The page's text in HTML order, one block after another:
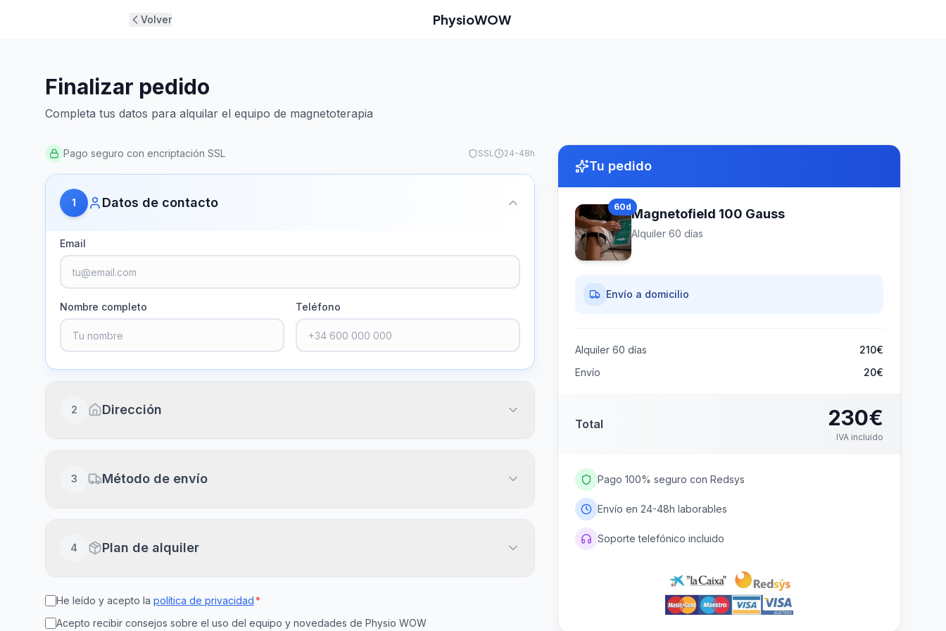
Volver PhysioWOW
Finalizar pedido
Completa tus datos para alquilar el equipo de magnetoterapia
Pago seguro con encriptación SSL SSL 24-48h
1 Datos de contacto
Email
Nombre completo Teléfono
2 Dirección
3 Método de envío
Recibe en 24-48h laborables
Recogida en clínica
Disponible en el día
4 Plan de alquiler
15
días
30
días días
He leído y acepto la política de privacidad*
Acepto recibir consejos sobre el uso del equipo y novedades de Physio WOW
Tu pedido
60dMagnetofield 100 Gauss
Alquiler 60 días
Envío a domicilio
Alquiler 60 días 210€
Envío
20€
Total 230€
IVA incluido
Pago 100% seguro con Redsys
Envío en 24-48h laborables
Soporte telefónico incluido